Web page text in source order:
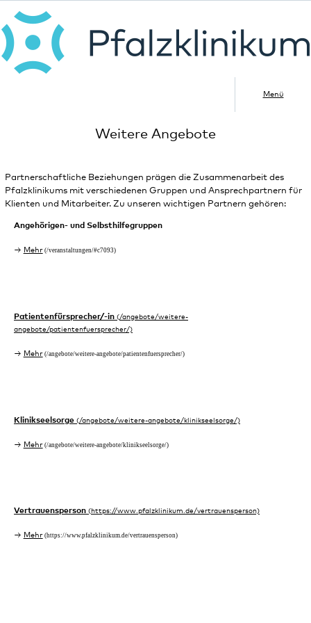
Menü
Weitere Angebote
Partnerschaftliche Beziehungen prägen die Zusammenarbeit des
Pfalzklinikums mit verschiedenen Gruppen und Ansprechpartnern für
Klienten und Mitarbeiter. Zu unseren wichtigen Partnern gehören:
Angehörigen- und Selbsthilfegruppen
Mehr
Patientenfürsprecher/-in
Mehr
Klinikseelsorge
Mehr
Vertrauensperson
Mehr